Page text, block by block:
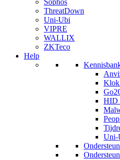
Sophos
ThreatDown
Uni-Ubi
VIPRE
WALLIX
ZKTeco
Help
HID
Uni-